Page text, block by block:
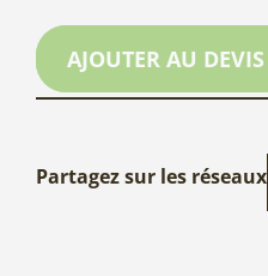
AJOUTER AU DEVIS
Partagez sur les réseaux